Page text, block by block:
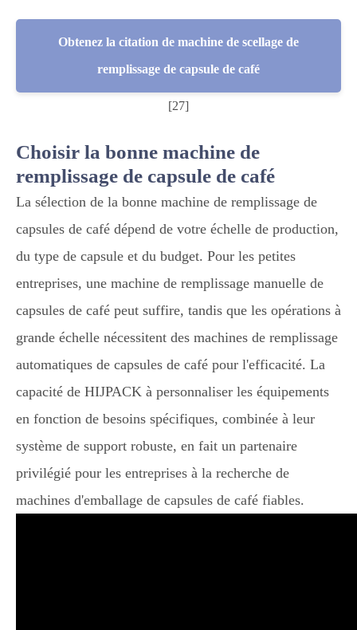
Obtenez la citation de machine de scellage de
remplissage de capsule de café
[27]
Choisir la bonne machine de
remplissage de capsule de café
La sélection de la bonne machine de remplissage de
capsules de café dépend de votre échelle de production,
du type de capsule et du budget. Pour les petites
entreprises, une machine de remplissage manuelle de
capsules de café peut suffire, tandis que les opérations à
grande échelle nécessitent des machines de remplissage
automatiques de capsules de café pour l'efficacité. La
capacité de HIJPACK à personnaliser les équipements
en fonction de besoins spécifiques, combinée à leur
système de support robuste, en fait un partenaire
privilégié pour les entreprises à la recherche de
machines d'emballage de capsules de café fiables.